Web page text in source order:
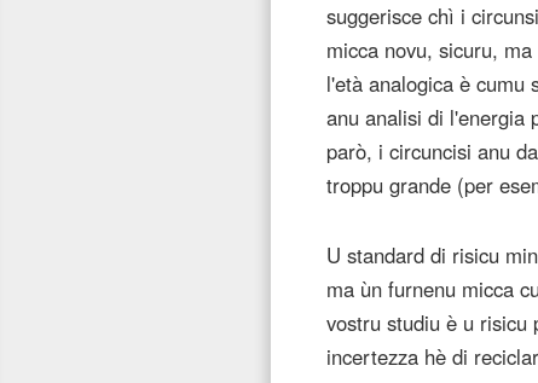
suggerisce chì i
micca novu, sicuru,
l'età analogica è cumu
anu analisi di l'energia
parò, i circuncisi anu
troppu grande (per
U standard di risicu
ma ùn furnenu micca
vostru studiu è u risicu
incertezza hè di